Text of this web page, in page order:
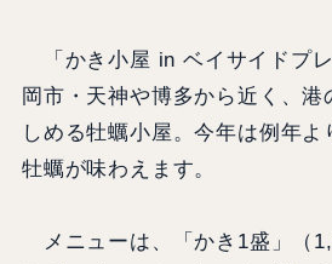
「かき小屋 in ベイサイドプ
岡市・天神や博多から近く、港
しめる牡蠣小屋。今年は例年
牡蠣が味わえます。
メニューは、「かき1盛」（